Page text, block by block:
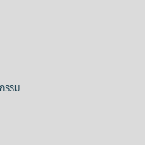
รรม